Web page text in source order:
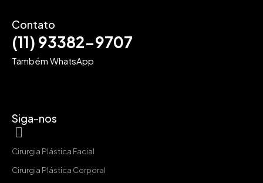
Contato
(11) 93382-9707
Também WhatsApp
Siga-nos
Cirurgia Plástica Facial
Cirurgia Plástica Corporal